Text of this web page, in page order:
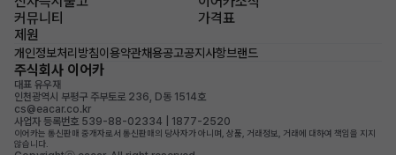
커뮤니티
가격표
제원
개인정보처리방침이용약관채용공고공지사항브랜드
주식회사 이어카
대표 유우재
인천광역시 부평구 주부토로 236, D동 1514호
cs@eacar.co.kr
사업자 등록번호 539-88-02334 | 1877-2520
이어카는 통신판매 중개자로서 통신판매의 당사자가 아니며, 상품, 거래정보, 거래에 대하여 책임을 지지
않습니다.